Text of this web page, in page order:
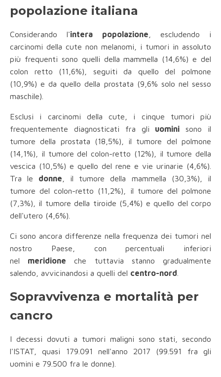
popolazione italiana
Considerando l'intera popolazione , escludendo i
carcinomi della cute non melanomi, i tumori in assoluto
più frequenti sono quelli della mammella (14,6%) e del
colon retto (11,6%), seguiti da quello del polmone
(10,9%) e da quello della prostata (9,6% solo nel sesso
maschile).
Esclusi i carcinomi della cute, i cinque tumori più
frequentemente diagnosticati fra gli uomini sono il
tumore della prostata (18,5%), il tumore del polmone
(14,1%), il tumore del colon-retto (12%), il tumore della
vescica (10,5%) e quello del rene e vie urinarie (4,6%).
Tra le donne , il tumore della mammella (30,3%), il
tumore del colon-retto (11,2%), il tumore del polmone
(7,3%), il tumore della tiroide (5,4%) e quello del corpo
dell'utero (4,6%).
Ci sono ancora differenze nella frequenza dei tumori nel
nostro Paese, con percentuali inferiori
nel meridione che tuttavia stanno gradualmente
salendo, avvicinandosi a quelli del centro-nord
Sopravvivenza e mortalità per
cancro
I decessi dovuti a tumori maligni sono stati, secondo
l'ISTAT, quasi 179.091 nell'anno 2017 (99.591 fra gli
uomini e 79.500 fra le donne).